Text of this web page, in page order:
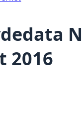
2016